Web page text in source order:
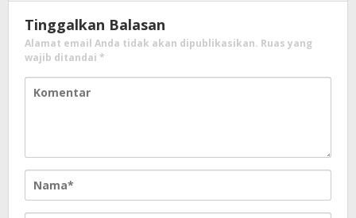
Tinggalkan Balasan
Alamat email Anda tidak akan dipublikasikan. Ruas yang
wajib ditandai *